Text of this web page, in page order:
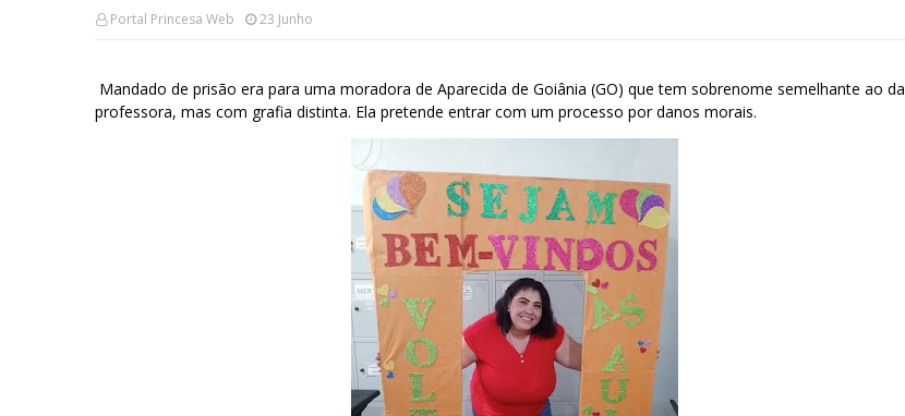
Portal Princesa Web 23 Junho
Mandado de prisão era para uma moradora de Aparecida de Goiânia (GO) que tem sobrenome semelhante ao da
professora, mas com grafia distinta. Ela pretende entrar com um processo por danos morais.